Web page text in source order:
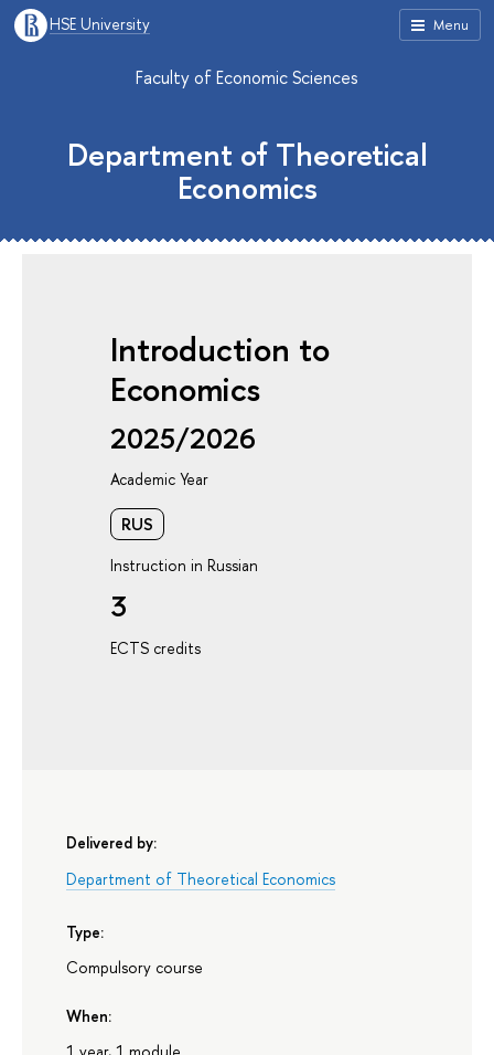
Menu
HSE University
Faculty of Economic Sciences
Department of Theoretical
Economics
Introduction to
Economics
2025/2026
Academic Year
RUS
Instruction in Russian
3
ECTS credits
Delivered by:
Department of Theoretical Economics
Type:
Compulsory course
When: